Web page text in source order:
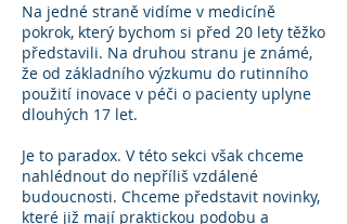
Na jedné straně vidíme v medicíně
pokrok, který bychom si před 20 lety těžko
představili. Na druhou stranu je známé,
že od základního výzkumu do rutinního
použití inovace v péči o pacienty uplyne
dlouhých 17 let.
Je to paradox. V této sekci však chceme
nahlédnout do nepříliš vzdálené
budoucnosti. Chceme představit novinky,
které již mají praktickou podobu a